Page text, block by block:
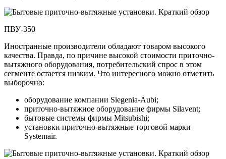
ПВУ-350
Иностранные производители обладают товаром высокого
качества. Правда, по причине высокой стоимости приточно-
вытяжного оборудования, потребительский спрос в этом
сегменте остается низким. Что интересного можно отметить
выборочно:
оборудование компании Siegenia-Aubi;
приточно-вытяжное оборудование фирмы Silavent;
бытовые системы фирмы Mitsubishi;
установки приточно-вытяжные торговой марки
Systemair.